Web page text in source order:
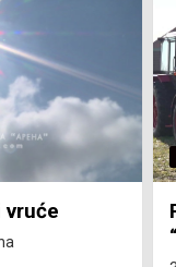
za traktor
korisnika